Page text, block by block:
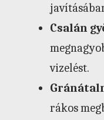
Csalán
vizelést.
rákos